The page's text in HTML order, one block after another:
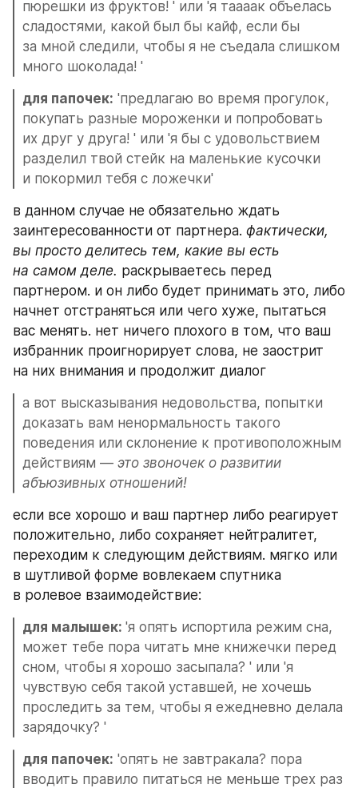
пюрешки из фруктов! ' или 'я таааак объелась
сладостями, какой был бы кайф, если бы
за мной следили, чтобы я не съедала слишком
много шоколада! '
для папочек: 'предлагаю во время прогулок,
покупать разные мороженки и попробовать
их друг у друга! ' или 'я бы с удовольствием
разделил твой стейк на маленькие кусочки
и покормил тебя с ложечки'
в данном случае не обязательно ждать
заинтересованности от партнера. фактически,
вы просто делитесь тем, какие вы есть
на самом деле. раскрываетесь перед
партнером. и он либо будет принимать это, либо
начнет отстраняться или чего хуже, пытаться
вас менять. нет ничего плохого в том, что ваш
избранник проигнорирует слова, не заострит
на них внимания и продолжит диалог
а вот высказывания недовольства, попытки
доказать вам ненормальность такого
поведения или склонение к противоположным
действиям — это звоночек о развитии
абъюзивных отношений!
если все хорошо и ваш партнер либо реагирует
положительно, либо сохраняет нейтралитет,
переходим к следующим действиям. мягко или
в шутливой форме вовлекаем спутника
в ролевое взаимодействие:
для малышек: 'я опять испортила режим сна,
может тебе пора читать мне книжечки перед
сном, чтобы я хорошо засыпала? ' или 'я
чувствую себя такой уставшей, не хочешь
проследить за тем, чтобы я ежедневно делала
зарядочку? '
для папочек: 'опять не завтракала? пора
вводить правило питаться не меньше трех раз